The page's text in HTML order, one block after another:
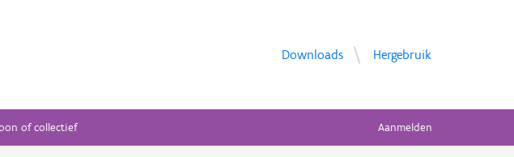
Downloads Hergebruik
of collectief Aanmelden